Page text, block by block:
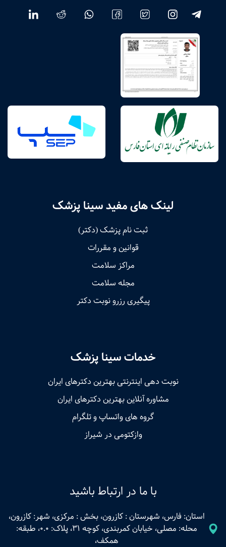
لینک های مفید سینا پزشک
ثبت نام پزشک (دکتر)
قوانین و مقررات
مراکز سلامت
مجله سلامت
پیگیری رزرو نوبت دکتر
خدمات سینا پزشک
نوبت‌ دهی اینترنتی بهترین دکترهای ایران
مشاوره آنلاین بهترین دکترهای ایران
گروه های واتساپ و تلگرام
وازکتومی در شیراز
با ما در ارتباط باشید
استان: فارس، شهرستان : کازرون، بخش : مرکزی، شهر: کازرون،
محله: مصلی، خیابان کمربندی، کوچه 31، پلاک: 0.0، طبقه:
همکف،